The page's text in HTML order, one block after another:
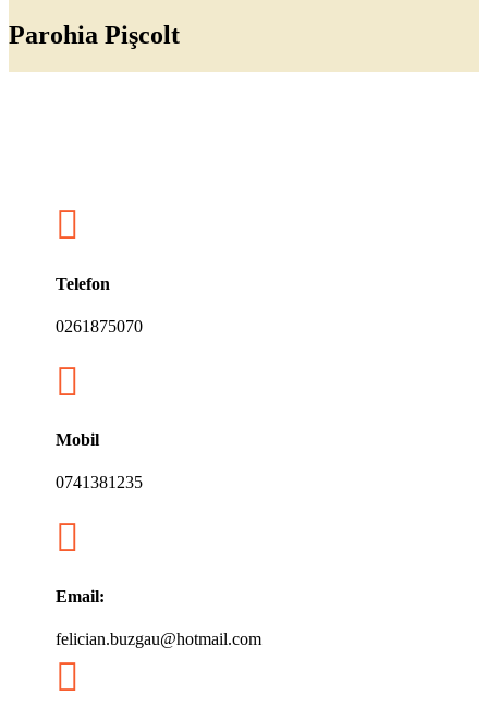
Parohia Pişcolt

Telefon
0261875070

Mobil
0741381235

Email:
felician.buzgau@hotmail.com
